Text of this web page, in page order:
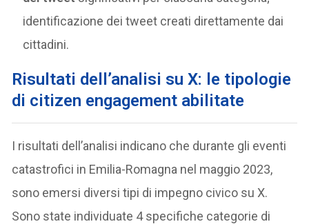
identificazione dei tweet creati direttamente dai
cittadini.
Risultati dell’analisi su X: le tipologie
di citizen engagement abilitate
I risultati dell’analisi indicano che durante gli eventi
catastrofici in Emilia-Romagna nel maggio 2023,
sono emersi diversi tipi di impegno civico su X.
Sono state individuate 4 specifiche categorie di